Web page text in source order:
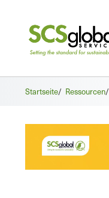
Startseite/ Ressourcen/